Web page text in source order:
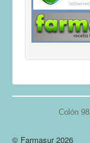
Colón 98,
© Farmasur 2026